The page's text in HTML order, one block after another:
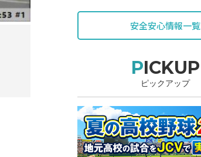
安全安心情報一覧
PICKUP
ピックアップ